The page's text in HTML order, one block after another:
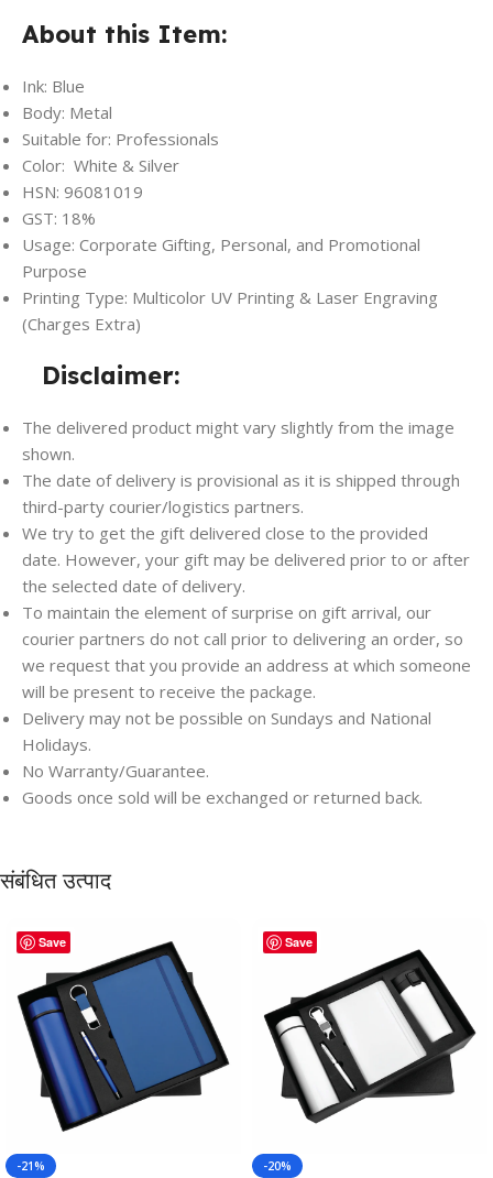
About this Item:
Ink: Blue
Body: Metal
Suitable for: Professionals
Color: White & Silver
HSN: 96081019
GST: 18%
Usage: Corporate Gifting, Personal, and Promotional
Purpose
Printing Type: Multicolor UV Printing & Laser Engraving
(Charges Extra)
Disclaimer:
The delivered product might vary slightly from the image
shown.
The date of delivery is provisional as it is shipped through
third-party courier/logistics partners.
We try to get the gift delivered close to the provided
date. However, your gift may be delivered prior to or after
the selected date of delivery.
To maintain the element of surprise on gift arrival, our
courier partners do not call prior to delivering an order, so
we request that you provide an address at which someone
will be present to receive the package.
Delivery may not be possible on Sundays and National
Holidays.
No Warranty/Guarantee.
Goods once sold will be exchanged or returned back.
संबंधित उत्पाद
Save
-21%
Save
-20%